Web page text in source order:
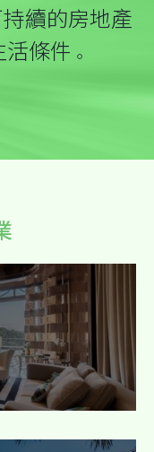
續的房地產
條件 。